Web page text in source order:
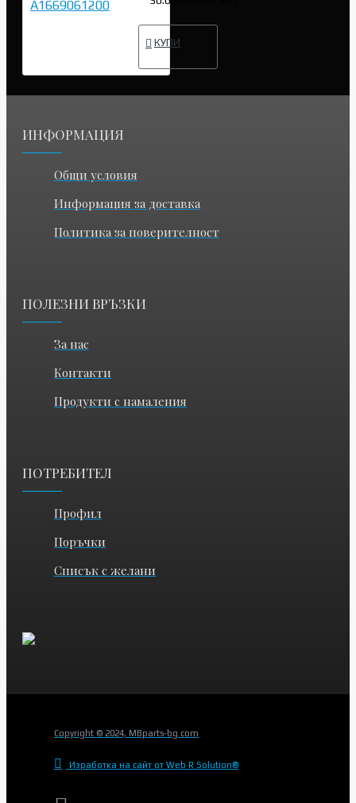
КУПИ
ИНФОРМАЦИЯ
Общи условия
Информация за доставка
Политика за поверителност
ПОЛЕЗНИ ВРЪЗКИ
За нас
Контакти
Продукти с намаления
ПОТРЕБИТЕЛ
Профил
Поръчки
Списък с желани
Copyright © 2024, MBparts-bg.com
Изработка на сайт от Web R Solution®